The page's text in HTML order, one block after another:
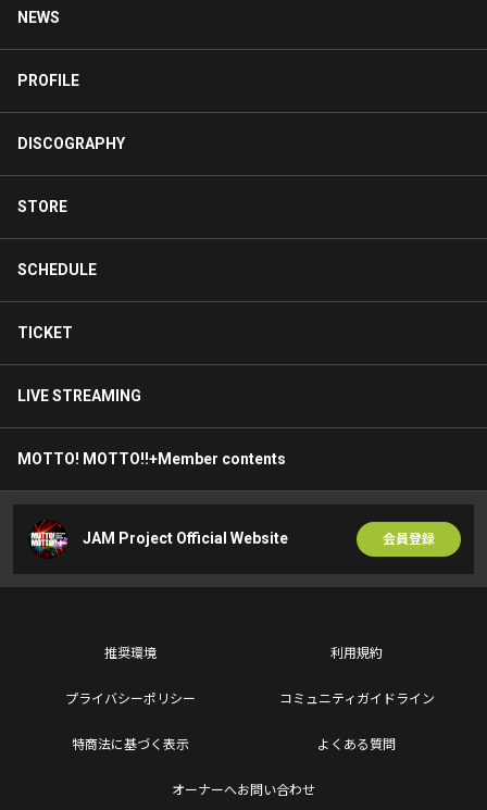
NEWS
PROFILE
DISCOGRAPHY
STORE
SCHEDULE
TICKET
LIVE STREAMING
MOTTO! MOTTO!!+Member contents
JAM Project Official Website 会員登録
推奨環境 利用規約
プライバシーポリシー コミュニティガイドライン
特商法に基づく表示 よくある質問
オーナーへお問い合わせ